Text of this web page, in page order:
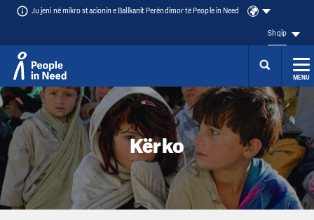
Přeskočit na obsah
Ju jeni në mikro stacionin e Ballkanit Perëndimor të People in Need
Shqip
MENU
Kërko